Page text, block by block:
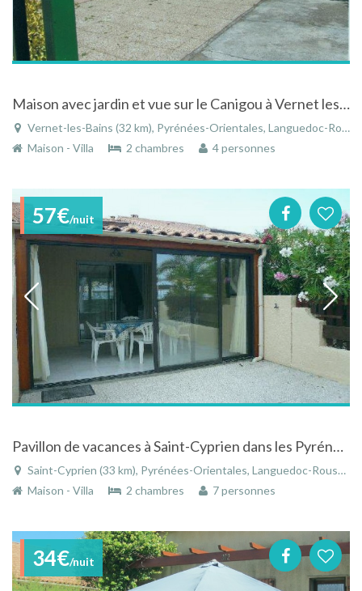
Maison avec jardin et vue sur le Canigou à Vernet les Bains
Vernet-les-Bains (32 km), Pyrénées-Orientales, Languedoc-Roussillon, Occitanie, France
Maison - Villa
2 chambres 4 personnes
57€/nuit
Pavillon de vacances à Saint-Cyprien dans les Pyrénées-Orientales dans le Languedoc-Roussillon
Saint-Cyprien (33 km), Pyrénées-Orientales, Languedoc-Roussillon, Occitanie, France
Maison - Villa
2 chambres 7 personnes
34€/nuit